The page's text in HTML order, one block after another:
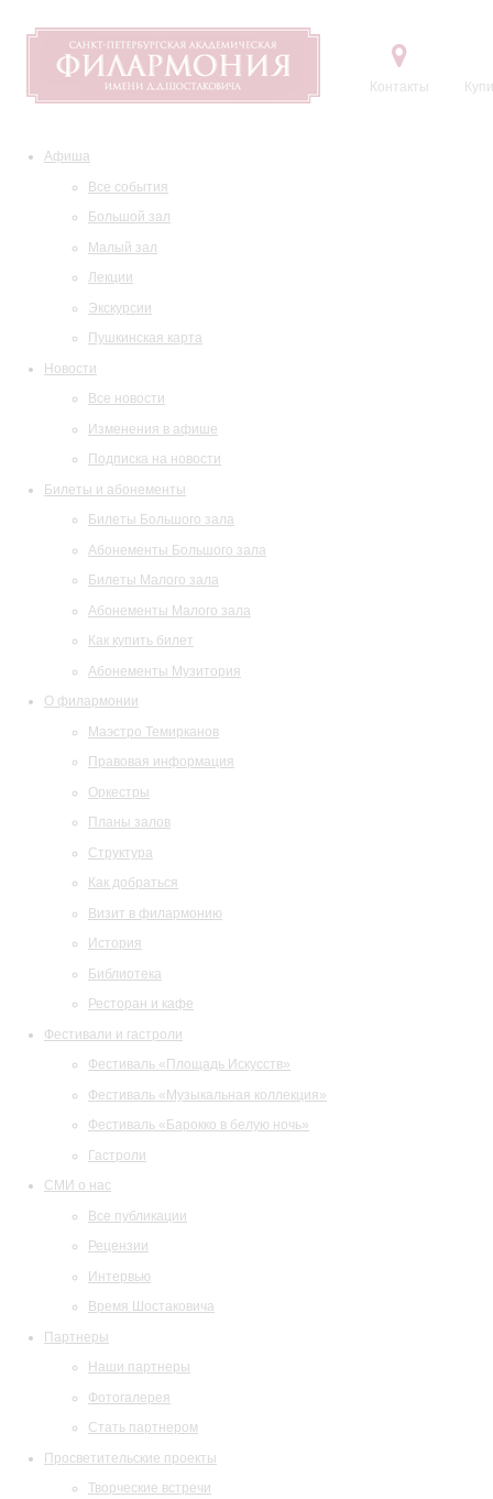
Контакты
Афиша
Все события
Большой зал
Малый зал
Лекции
Экскурсии
Пушкинская карта
Новости
Все новости
Изменения в афише
Подписка на новости
Билеты и абонементы
Билеты Большого зала
Абонементы Большого зала
Билеты Малого зала
Абонементы Малого зала
Как купить билет
Абонементы Музитория
О филармонии
Маэстро Темирканов
Правовая информация
Оркестры
Планы залов
Структура
Как добраться
Визит в филармонию
История
Библиотека
Ресторан и кафе
Фестивали и гастроли
Фестиваль «Площадь Искусств»
Фестиваль «Музыкальная коллекция»
Фестиваль «Барокко в белую ночь»
Гастроли
СМИ о нас
Все публикации
Рецензии
Интервью
Время Шостаковича
Партнеры
Наши партнеры
Фотогалерея
Стать партнером
Просветительские проекты
Творческие встречи